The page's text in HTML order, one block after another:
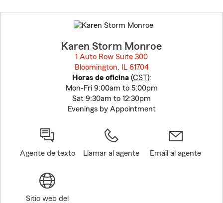
to
before
Karen Storm Monroe
1 Auto Row Suite 300
Bloomington, IL 61704
Horas de oficina(CST):
Mon-Fri 9:00am to 5:00pm
Sat 9:30am to 12:30pm
Evenings by Appointment
Agente de texto Llamar al agente Email al agente
Sitio web del